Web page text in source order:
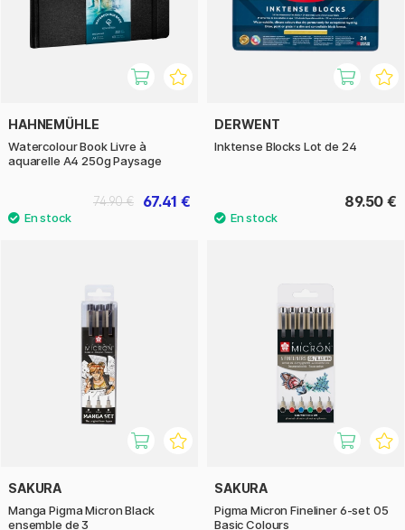
HAHNEMÜHLE
Watercolour Book Livre à
aquarelle A4 250g Paysage
67.41 €
74.90 €
DERWENT
Inktense Blocks Lot de 24
89.50 €
SAKURA
Manga Pigma Micron Black
ensemble de 3
SAKURA
Pigma Micron Fineliner 6-set 05
Basic Colours